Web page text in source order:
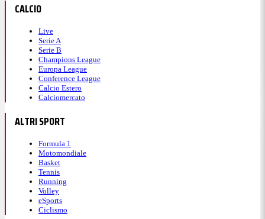
CALCIO
Live
Serie A
Serie B
Champions League
Europa League
Conference League
Calcio Estero
Calciomercato
ALTRI SPORT
Formula 1
Motomondiale
Basket
Tennis
Running
Volley
eSports
Ciclismo